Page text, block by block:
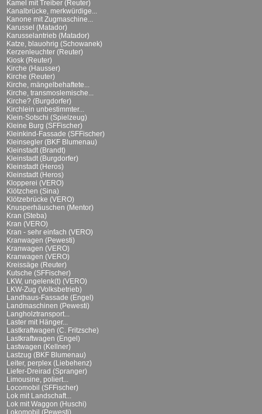
Kamel mit Treiber (Reuter)
Kanalbrücke, merkwürdige...
Kanone mit Zugmaschine...
Karussel (Matador)
Karusselantrieb (Matador)
Katze, blauohrig (Schowanek)
Kerzenleuchter (Reuter)
Kiosk (Reuter)
Kirche (Hausser)
Kirche (Reuter)
Kirche, mängelbehaftete...
Kirche, transmoslemische...
Kirche? (Burgdorfer)
Kirchlein unbestimmter...
Klein-Sotschi (Spielzeug)
Kleine Burg (SFFischer)
Kleinkind-Fassade (SFFischer)
Kleinsegler (BKF Blumenau)
Kleinstadt (Brandt)
Kleinstadt (Burgdorfer)
Kleinstadt (Heros)
Kleinstadt (Heros)
Klopperei (VERO)
Klötzchen (Sina)
Klötzebrücke (VERO)
Knusperhäuschen (Mentor)
Kran (Steba)
Kran (VERO)
Kran - sehr einfach (VERO)
Kranwagen (Pewesti)
Kranwagen (VERO)
Kranwagen (VERO)
Kreissäge (Reuter)
Kutsche (SFFischer)
LKW, ungelenk(t) (VERO)
LKW-Zug (Volksbetrieb)
Landhaus-Fassade (Engel)
Landmaschinen (Pewesti)
Langholztransport...
Laster mit Hänger...
Lastkraftwagen (C. Fritzsche)
Lastkraftwagen (Engel)
Lastwagen (Kellner)
Lastzug (BKF Blumenau)
Leiter, perplex (Liebehenz)
Liefer-Dreirad (Spranger)
Limousine, poliert...
Locomobil (SFFischer)
Lok mit Landschaft...
Lok mit Waggon (Huschi)
Lokomobil (Pewesti)